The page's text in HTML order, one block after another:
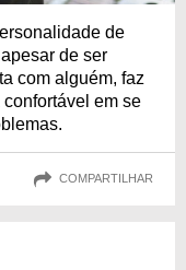
de
de ser
com alguém, faz
em se
COMPARTILHAR